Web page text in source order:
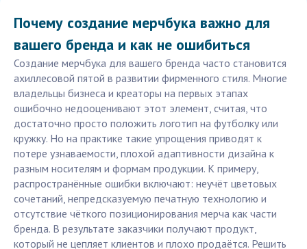
Почему создание мерчбука важно для
вашего бренда и как не ошибиться
Создание мерчбука для вашего бренда часто становится
ахиллесовой пятой в развитии фирменного стиля. Многие
владельцы бизнеса и креаторы на первых этапах
ошибочно недооценивают этот элемент, считая, что
достаточно просто положить логотип на футболку или
кружку. Но на практике такие упрощения приводят к
потере узнаваемости, плохой адаптивности дизайна к
разным носителям и формам продукции. К примеру,
распространённые ошибки включают: неучёт цветовых
сочетаний, непредсказуемую печатную технологию и
отсутствие чёткого позиционирования мерча как части
бренда. В результате заказчики получают продукт,
который не цепляет клиентов и плохо продаётся. Решить